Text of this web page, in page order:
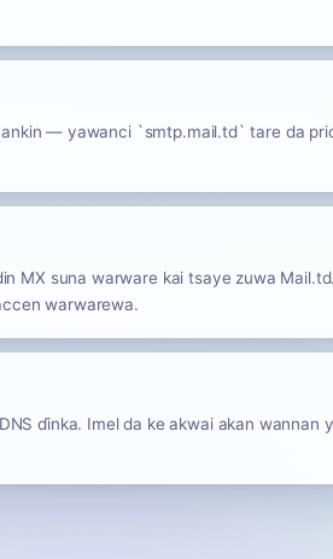
— yawanci `smtp.mail.td` tare da
MX suna warware kai tsaye zuwa
warwarewa.
ɗinka. Imel da ke akwai akan wannan